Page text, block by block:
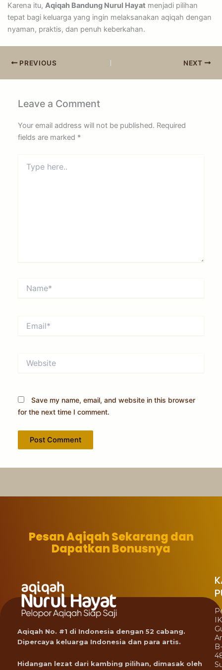
Karena itu, Aqiqah Bandung Nurul Hayat menjadi pilihan
tepat bagi keluarga yang ingin melaksanakan aqiqah dengan
nyaman, praktis, dan penuh keberkahan.
PREVIOUS NEXT
Leave a Comment
Your email address will not be published. Required
fields are marked *
here..
Save my name, email, and website in this browser
for the next time I comment.
Pesan Aqiqah Sekarang dan
Dapatkan Bonusnya
Aqiqah No. #1 di Indonesia dengan 52 cabang.
Dipercaya keluarga Indonesia dan para artis.
Hidangan lezat dari kambing pilihan, dimasak oleh
B-